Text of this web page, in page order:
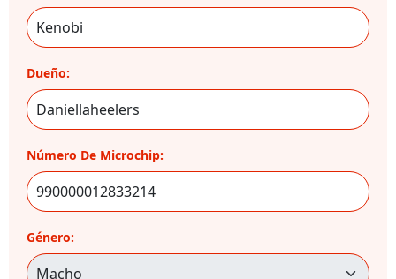
Dueño:
Número De Microchip:
Género: